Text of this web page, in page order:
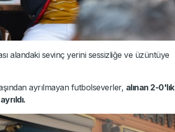
alandaki sevinç yerini sessizliğe ve üzüntüye
ayrılmayan futbolseverler, alınan 2-0'lık